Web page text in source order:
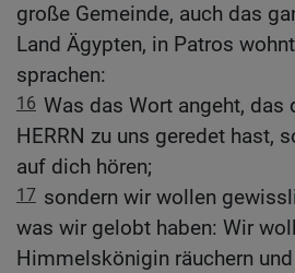
große Gemeinde, auch das
Land Ägypten, in Patros
sprachen:
16 Was das Wort angeht, das
HERRN zu uns geredet hast,
auf dich hören;
17 sondern wir wollen
was wir gelobt haben: Wir
Himmelskönigin räuchern